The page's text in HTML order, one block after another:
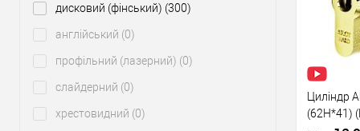
дисковий (фінський) (300)
англійський (0)
профільний (лазерний) (0)
слайдерний (0)
хрестовидний (0)
У
Виробник
Рівень
Модель
серцевини
Циліндр
(62H*41)